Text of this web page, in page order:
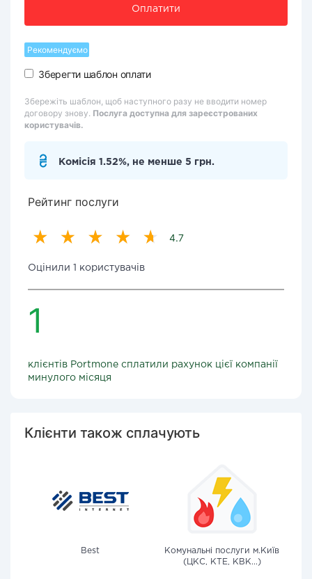
Оплатити
Рекомендуємо
Зберегти шаблон оплати
Збережіть шаблон, щоб наступного разу не вводити номер
договору знову. Послуга доступна для зареєстрованих
користувачів.
Комісія 1.52%, не менше 5 грн.
Рейтинг послуги
4.7
Оцінили 1 користувачів
1
клієнтів Portmone сплатили рахунок цієї компанії
минулого місяця
Клієнти також сплачують
Best
Комунальні послуги м.Київ
(ЦКС, КТЕ, КВК...)